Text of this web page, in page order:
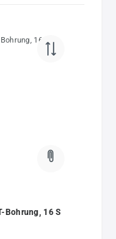
Bohrung, 16 S